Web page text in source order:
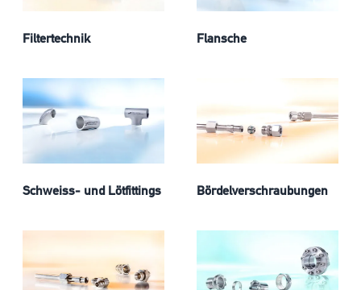
Filtertechnik Flansche
Schweiss- und Lötfittings Bördelverschraubungen